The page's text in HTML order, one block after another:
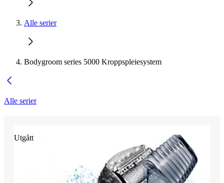
Alle serier
Bodygroom series 5000 Kroppspleiesystem
Alle serier
Utgått